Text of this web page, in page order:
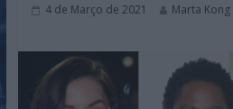
4 de Março de 2021 Marta